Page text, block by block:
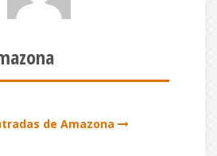
de Amazona